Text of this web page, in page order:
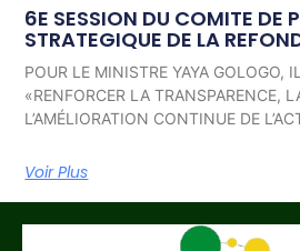
6E SESSION DU COMITE DE
STRATEGIQUE DE LA
POUR LE MINISTRE YAYA GOLOGO,
«RENFORCER LA TRANSPARENCE,
L’AMÉLIORATION CONTINUE DE
Voir Plus